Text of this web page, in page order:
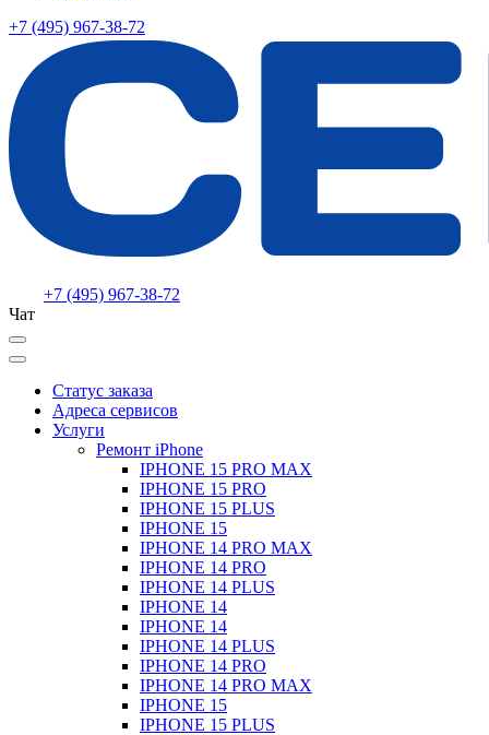
+7 (495) 967-38-72
+7 (495) 967-38-72
Чат
Статус заказа
Адреса сервисов
Услуги
Ремонт iPhone
IPHONE 15 PRO MAX
IPHONE 15 PRO
IPHONE 15 PLUS
IPHONE 15
IPHONE 14 PRO MAX
IPHONE 14 PRO
IPHONE 14 PLUS
IPHONE 14
IPHONE 14
IPHONE 14 PLUS
IPHONE 14 PRO
IPHONE 14 PRO MAX
IPHONE 15
IPHONE 15 PLUS